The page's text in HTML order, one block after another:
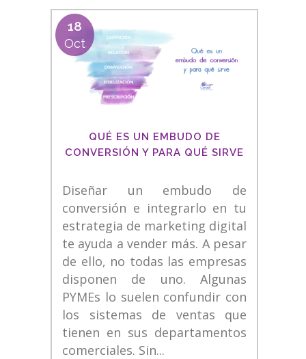
18
Oct
QUÉ ES UN EMBUDO DE
CONVERSIÓN Y PARA QUÉ SIRVE
Diseñar un embudo de
conversión e integrarlo en tu
estrategia de marketing digital
te ayuda a vender más. A pesar
de ello, no todas las empresas
disponen de uno. Algunas
PYMEs lo suelen confundir con
los sistemas de ventas que
tienen en sus departamentos
comerciales. Sin...